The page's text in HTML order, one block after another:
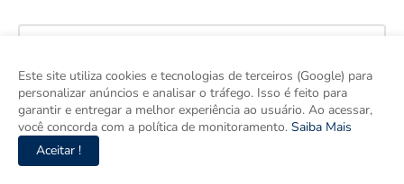
Este site utiliza cookies e tecnologias de terceiros (Google) para
personalizar anúncios e analisar o tráfego. Isso é feito para
garantir e entregar a melhor experiência ao usuário. Ao acessar,
você concorda com a política de monitoramento. Saiba Mais
Aceitar !